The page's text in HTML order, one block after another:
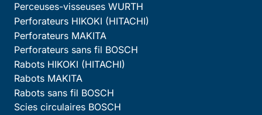
Perceuses-visseuses WURTH
Perforateurs HIKOKI (HITACHI)
Perforateurs MAKITA
Perforateurs sans fil BOSCH
Rabots HIKOKI (HITACHI)
Rabots MAKITA
Rabots sans fil BOSCH
Scies circulaires BOSCH